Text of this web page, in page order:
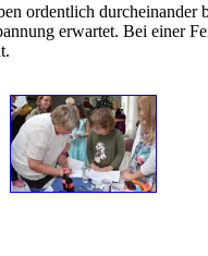
ordentlich
erwartet. Bei einer